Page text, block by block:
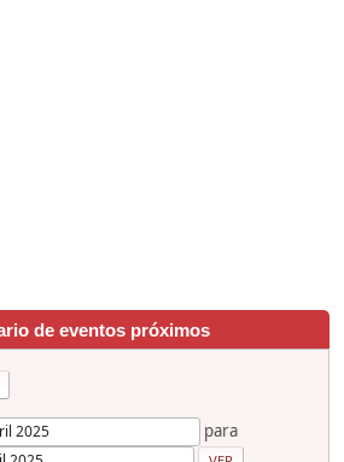
de eventos próximos
para